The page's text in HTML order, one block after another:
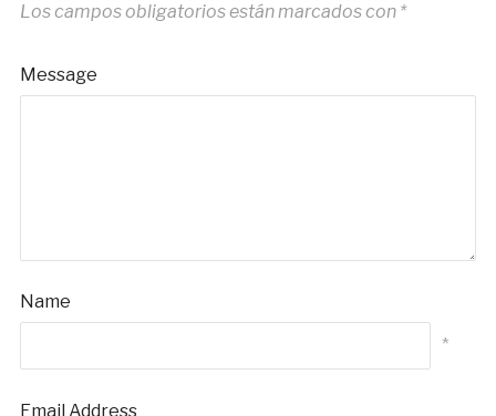
Los campos obligatorios están marcados con *
Message
Name
*
Email Address